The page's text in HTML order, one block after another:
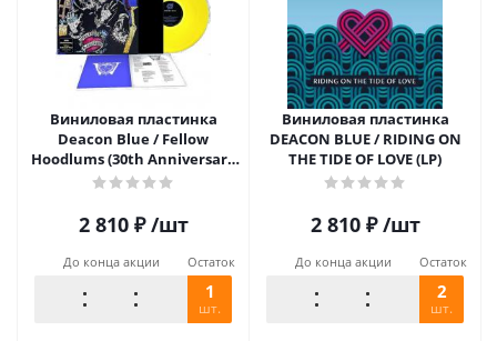
Виниловая пластинка
Deacon Blue / Fellow
Hoodlums (30th Anniversary
Edition)(Coloured Vinyl)(LP)
2 810₽ /шт
До конца акции Остаток
1
шт.
Виниловая пластинка
DEACON BLUE / RIDING ON
THE TIDE OF LOVE (LP)
2 810₽ /шт
До конца акции Остаток
2
шт.